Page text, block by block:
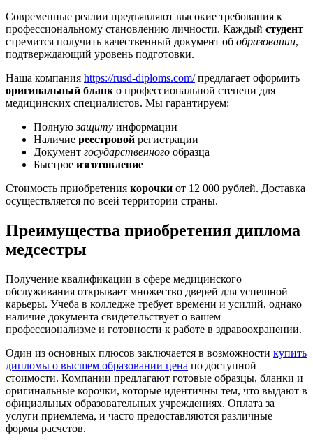
Современные реалии предъявляют высокие требования к
профессиональному становлению личности. Каждый студент
стремится получить качественный документ об образовании,
подтверждающий уровень подготовки.
Наша компания https://rusd-diploms.com/предлагает оформить
оригинальный бланк о профессиональной степени для
медицинских специалистов. Мы гарантируем:
Полнуюзащиту информации
Наличие реестровой регистрации
Документ государственного образца
Быстрое изготовление
Стоимость приобретения корочки от 12 000 рублей. Доставка
осуществляется по всей территории страны.
Преимущества приобретения диплома
медсестры
Получение квалификации в сфере медицинского
обслуживания открывает множество дверей для успешной
карьеры. Учеба в колледже требует времени и усилий, однако
наличие документа свидетельствует о вашем
профессионализме и готовности к работе в здравоохранении.
Один из основных плюсов заключается в возможности купить
дипломы о высшем образовании цена по доступной
стоимости. Компании предлагают готовые образцы, бланки и
оригинальные корочки, которые идентичны тем, что выдают в
официальных образовательных учреждениях. Оплата за
услуги приемлема, и часто предоставляются различные
формы расчетов.